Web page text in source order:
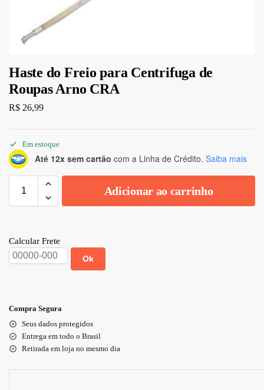
Haste do Freio para Centrifuga de
Roupas Arno CRA
R$ 26,99
Em estoque
Até 12x sem cartão com a Linha de Crédito. Saiba mais
Adicionar ao carrinho
Calcular Frete
Ok
Compra Segura
Seus dados protegidos
Entrega em todo o Brasil
Retirada em loja no mesmo dia